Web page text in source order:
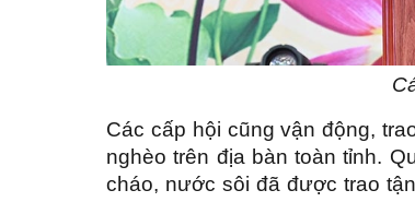
Các cấp hội cũng vận động,
nghèo trên địa bàn toàn tỉnh.
cháo, nước sôi đã được trao